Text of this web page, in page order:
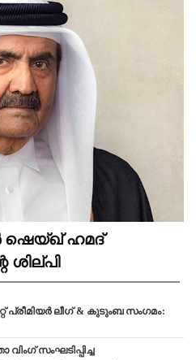
ഷെയ്ഖ് ഹമദ്
പ്രീമിയർ ലീഗ് & കുടുംബ സംഗമം:
സംഘടിപ്പിച്ച